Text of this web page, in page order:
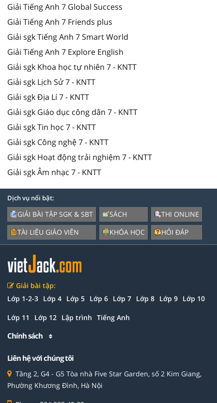
Giải Tiếng Anh 7 Global Success
Giải Tiếng Anh 7 Friends plus
Giải sgk Tiếng Anh 7 Smart World
Giải Tiếng Anh 7 Explore English
Giải sgk Khoa học tự nhiên 7 - KNTT
Giải sgk Lịch Sử 7 - KNTT
Giải sgk Địa Lí 7 - KNTT
Giải sgk Giáo dục công dân 7 - KNTT
Giải sgk Tin học 7 - KNTT
Giải sgk Công nghệ 7 - KNTT
Giải sgk Hoạt động trải nghiệm 7 - KNTT
Giải sgk Âm nhạc 7 - KNTT
Dịch vụ nổi bật:
GIẢI BÀI TẬP SGK & SBT
TÀI LIỆU GIÁO VIÊN
SÁCH
KHÓA HỌC
THI ONLINE
HỎI ĐÁP
Giải bài tập:
Lớp 1-2-3 Lớp 4 Lớp 5 Lớp 6 Lớp 7 Lớp 8 Lớp 9 Lớp 10
Lớp 11 Lớp 12 Lập trình Tiếng Anh
Chính sách
Liên hệ với chúng tôi
Tầng 2, G4 - G5 Tòa nhà Five Star Garden, số 2 Kim Giang,
Phường Khương Đình, Hà Nội